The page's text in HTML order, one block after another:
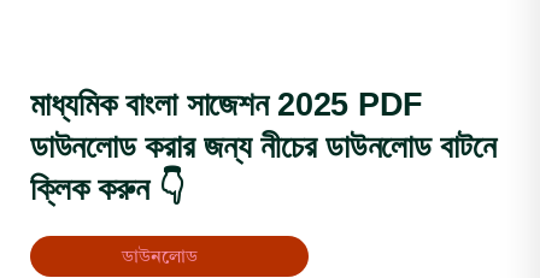
মাধ্যমিক বাংলা সাজেশন 2025 PDF
ডাউনলোড করার জন্য নীচের ডাউনলোড বাটনে
ক্লিক করুন 👇
ডাউনলোড